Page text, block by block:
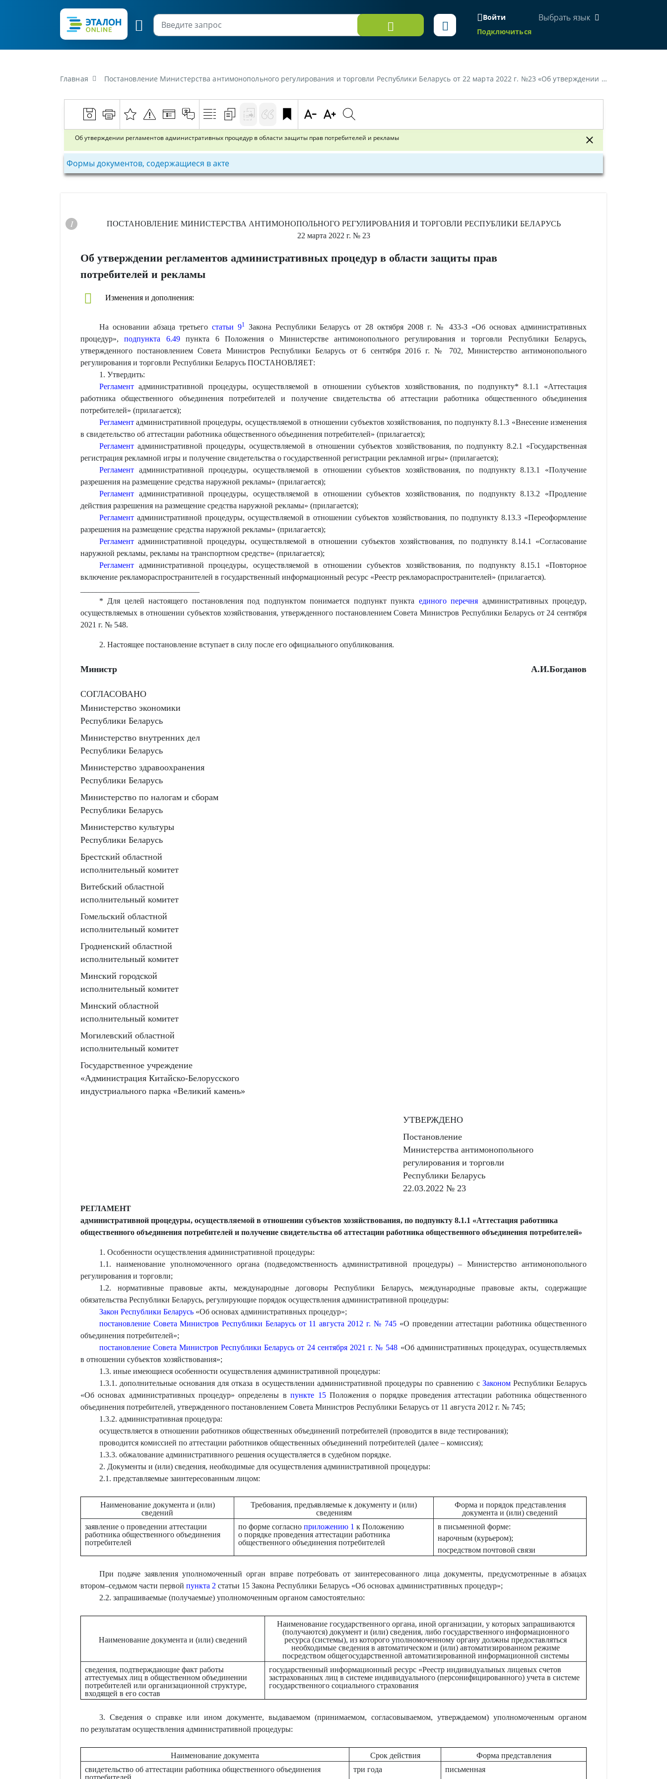
Войти
Подключиться
Выбрать язык
Главная Постановление Министерства антимонопольного регулирования и торговли Республики Беларусь от 22 марта 2022 г. №23 «Об утверждении регламентов административных процедур в области защиты прав потребителей и рекламы»
Об утверждении регламентов административных процедур в области защиты прав потребителей и рекламы
Формы документов, содержащиеся в акте
ПОСТАНОВЛЕНИЕ МИНИСТЕРСТВА АНТИМОНОПОЛЬНОГО РЕГУЛИРОВАНИЯ И ТОРГОВЛИ РЕСПУБЛИКИ БЕЛАРУСЬ
22 марта 2022 г. № 23
Об утверждении регламентов административных процедур в области защиты прав
потребителей и рекламы
Изменения и дополнения:
На основании абзаца третьего статьи 91Закона Республики Беларусь от 28 октября 2008 г. № 433-З «Об основах административных
процедур»,подпункта 6.49пункта 6 Положения о Министерстве антимонопольного регулирования и торговли Республики Беларусь,
утвержденного постановлением Совета Министров Республики Беларусь от 6 сентября 2016 г. № 702, Министерство антимонопольного
регулирования и торговли Республики Беларусь ПОСТАНОВЛЯЕТ:
1. Утвердить:
Регламентадминистративной процедуры, осуществляемой в отношении субъектов хозяйствования, по подпункту* 8.1.1 «Аттестация
работника общественного объединения потребителей и получение свидетельства об аттестации работника общественного объединения
потребителей» (прилагается);
Регламентадминистративной процедуры, осуществляемой в отношении субъектов хозяйствования, по подпункту 8.1.3 «Внесение изменения
в свидетельство об аттестации работника общественного объединения потребителей» (прилагается);
Регламентадминистративной процедуры, осуществляемой в отношении субъектов хозяйствования, по подпункту 8.2.1 «Государственная
регистрация рекламной игры и получение свидетельства о государственной регистрации рекламной игры» (прилагается);
Регламентадминистративной процедуры, осуществляемой в отношении субъектов хозяйствования, по подпункту 8.13.1 «Получение
разрешения на размещение средства наружной рекламы» (прилагается);
Регламентадминистративной процедуры, осуществляемой в отношении субъектов хозяйствования, по подпункту 8.13.2 «Продление
действия разрешения на размещение средства наружной рекламы» (прилагается);
Регламентадминистративной процедуры, осуществляемой в отношении субъектов хозяйствования, по подпункту 8.13.3 «Переоформление
разрешения на размещение средства наружной рекламы» (прилагается);
Регламентадминистративной процедуры, осуществляемой в отношении субъектов хозяйствования, по подпункту 8.14.1 «Согласование
наружной рекламы, рекламы на транспортном средстве» (прилагается);
Регламентадминистративной процедуры, осуществляемой в отношении субъектов хозяйствования, по подпункту 8.15.1 «Повторное
включение рекламораспространителей в государственный информационный ресурс «Реестр рекламораспространителей» (прилагается).
* Для целей настоящего постановления под подпунктом понимается подпункт пункта единого перечня административных процедур,
осуществляемых в отношении субъектов хозяйствования, утвержденного постановлением Совета Министров Республики Беларусь от 24 сентября
2021 г. № 548.
2. Настоящее постановление вступает в силу после его официального опубликования.
Министр А.И.Богданов
СОГЛАСОВАНО
Министерство экономики
Республики Беларусь
Министерство внутренних дел
Республики Беларусь
Министерство здравоохранения
Республики Беларусь
Министерство по налогам и сборам
Республики Беларусь
Министерство культуры
Республики Беларусь
Брестский областной
исполнительный комитет
Витебский областной
исполнительный комитет
Гомельский областной
исполнительный комитет
Гродненский областной
исполнительный комитет
Минский городской
исполнительный комитет
Минский областной
исполнительный комитет
Могилевский областной
исполнительный комитет
Государственное учреждение
«Администрация Китайско-Белорусского
индустриального парка «Великий камень»
УТВЕРЖДЕНО
Постановление
Министерства антимонопольного
регулирования и торговли
Республики Беларусь
22.03.2022 № 23
РЕГЛАМЕНТ
административной процедуры, осуществляемой в отношении субъектов хозяйствования, по подпункту 8.1.1 «Аттестация работника
общественного объединения потребителей и получение свидетельства об аттестации работника общественного объединения потребителей»
1. Особенности осуществления административной процедуры:
1.1. наименование уполномоченного органа (подведомственность административной процедуры) – Министерство антимонопольного
регулирования и торговли;
1.2. нормативные правовые акты, международные договоры Республики Беларусь, международные правовые акты, содержащие
обязательства Республики Беларусь, регулирующие порядок осуществления административной процедуры:
Закон Республики Беларусь«Об основах административных процедур»;
постановление Совета Министров Республики Беларусь от 11 августа 2012 г. № 745 «О проведении аттестации работника общественного
объединения потребителей»;
постановление Совета Министров Республики Беларусь от 24 сентября 2021 г. № 548 «Об административных процедурах, осуществляемых
в отношении субъектов хозяйствования»;
1.3. иные имеющиеся особенности осуществления административной процедуры:
1.3.1. дополнительные основания для отказа в осуществлении административной процедуры по сравнению с ЗакономРеспублики Беларусь
«Об основах административных процедур» определены впункте 15Положения о порядке проведения аттестации работника общественного
объединения потребителей, утвержденного постановлением Совета Министров Республики Беларусь от 11 августа 2012 г. № 745;
1.3.2. административная процедура:
осуществляется в отношении работников общественных объединений потребителей (проводится в виде тестирования);
проводится комиссией по аттестации работников общественных объединений потребителей (далее – комиссия);
1.3.3. обжалование административного решения осуществляется в судебном порядке.
2. Документы и (или) сведения, необходимые для осуществления административной процедуры:
2.1. представляемые заинтересованным лицом:
Наименование документа и (или)
сведений
Требования, предъявляемые к документу и (или)
сведениям
Форма и порядок представления
документа и (или) сведений
заявление о проведении аттестации
работника общественного объединения
потребителей
по форме согласноприложению 1 к Положению
о порядке проведения аттестации работника
общественного объединения потребителей
в письменной форме:
нарочным (курьером);
посредством почтовой связи
При подаче заявления уполномоченный орган вправе потребовать от заинтересованного лица документы, предусмотренные в абзацах
втором–седьмом части первой пункта 2 статьи 15 Закона Республики Беларусь «Об основах административных процедур»;
2.2. запрашиваемые (получаемые) уполномоченным органом самостоятельно:
Наименование документа и (или) сведений
Наименование государственного органа, иной организации, у которых запрашиваются
(получаются) документ и (или) сведения, либо государственного информационного
ресурса (системы), из которого уполномоченному органу должны предоставляться
необходимые сведения в автоматическом и (или) автоматизированном режиме
посредством общегосударственной автоматизированной информационной системы
сведения, подтверждающие факт работы
аттестуемых лиц в общественном объединении
потребителей или организационной структуре,
входящей в его состав
государственный информационный ресурс «Реестр индивидуальных лицевых счетов
застрахованных лиц в системе индивидуального (персонифицированного) учета в системе
государственного социального страхования
3. Сведения о справке или ином документе, выдаваемом (принимаемом, согласовываемом, утверждаемом) уполномоченным органом
по результатам осуществления административной процедуры:
Наименование документа Срок действия
Форма представления
свидетельство об аттестации работника общественного объединения
потребителей
три года письменная